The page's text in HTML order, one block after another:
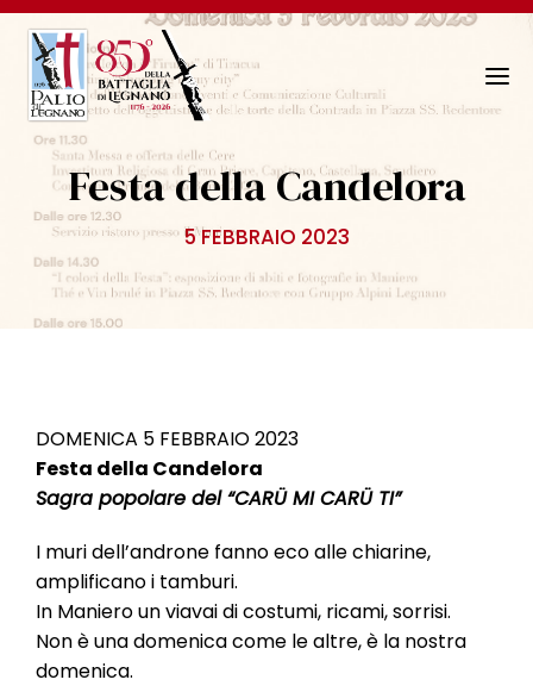
N
Festa della Candelora
5 FEBBRAIO 2023
DOMENICA 5 FEBBRAIO 2023
Festa della Candelora
Sagra popolare del “CARÜ MI CARÜ TI”
I muri dell’androne fanno eco alle chiarine,
amplificano i tamburi.
In Maniero un viavai di costumi, ricami, sorrisi.
Non è una domenica come le altre, è la nostra
domenica.